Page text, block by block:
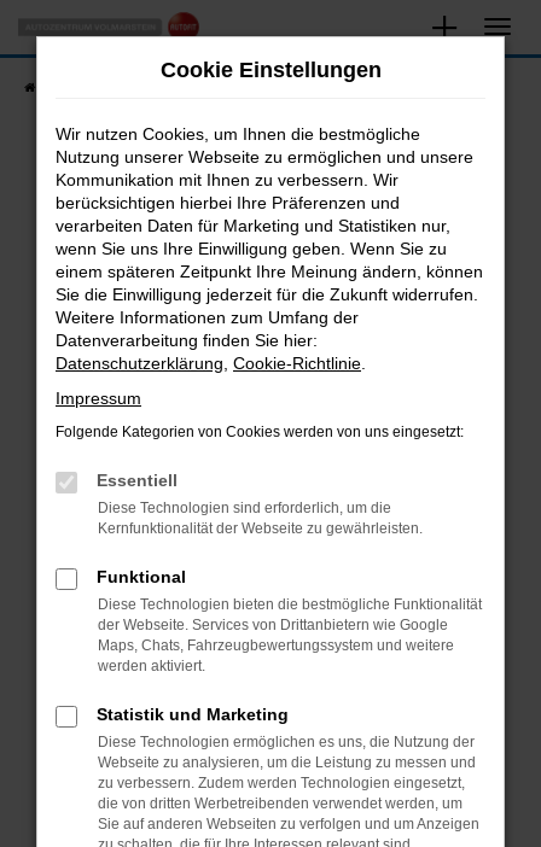
Zum
Hauptinhalt
springen
Fahrzeugsuche
Fehler: Network Error
Beim Laden ist ein Fehler aufgetreten.
Hier sind ein paar Tipps, die dir helfen können:
Überprüfe deine Firewall und deine
Internetverbindung.
Laden andere Webseiten, zum Beispiel deine
Suchmaschine?
Prüfe deine Browsererweiterungen.
können das Laden bestimmter Seiten
verhindern. Funktioniert die Seite in einem
anderen Browser oder in einem privaten
Starte dein Gerät neu.
Das kann manchmal helfen, vorübergehende
Probleme zu beheben.
Betriebssystem auf dem neuesten Stand
sind.
Veraltete Software birgt nicht nur ein
Sicherheitsrisiko, sondern kann auch dazu
führen, dass bestimmte Funktionen nicht mehr
Cookie Einstellungen
Wir nutzen Cookies, um Ihnen die bestmögliche
Nutzung unserer Webseite zu ermöglichen und unsere
Kommunikation mit Ihnen zu verbessern. Wir
berücksichtigen hierbei Ihre Präferenzen und
verarbeiten Daten für Marketing und Statistiken nur,
wenn Sie uns Ihre Einwilligung geben. Wenn Sie zu
einem späteren Zeitpunkt Ihre Meinung ändern, können
Sie die Einwilligung jederzeit für die Zukunft widerrufen.
Weitere Informationen zum Umfang der
Datenverarbeitung finden Sie hier:
Datenschutzerklärung Cookie-Richtlinie
Impressum
Folgende Kategorien von Cookies werden von uns eingesetzt:
Essentiell
Diese Technologien sind erforderlich, um die
Kernfunktionalität der Webseite zu gewährleisten.
Funktional
Diese Technologien bieten die bestmögliche Funktionalität
der Webseite. Services von Drittanbietern wie Google
Maps, Chats, Fahrzeugbewertungssystem und weitere
werden aktiviert.
Statistik und Marketing
Diese Technologien ermöglichen es uns, die Nutzung der
Webseite zu analysieren, um die Leistung zu messen und
zu verbessern. Zudem werden Technologien eingesetzt,
die von dritten Werbetreibenden verwendet werden, um
Sie auf anderen Webseiten zu verfolgen und um Anzeigen